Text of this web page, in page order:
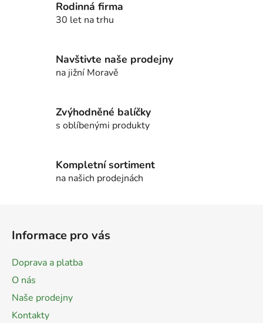
k
ý
p
i
Rodinná firma
30 let na trhu
Navštivte naše prodejny
na jižní Moravě
Zvýhodněné balíčky
s oblíbenými produkty
Kompletní sortiment
na našich prodejnách
Informace pro vás
Doprava a platba
O nás
Naše prodejny
Kontakty